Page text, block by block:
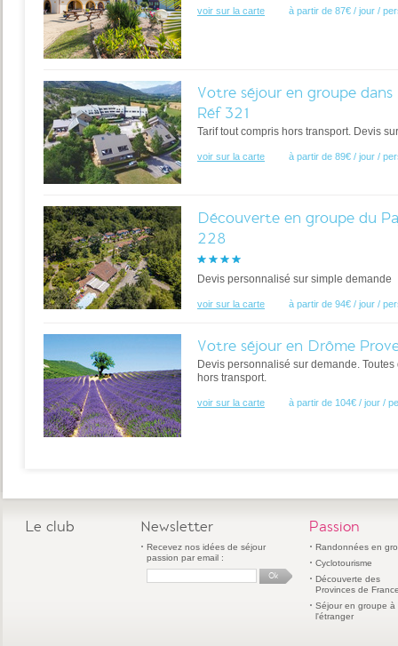
voir sur la carte à partir de 87€ / jour /
Votre séjour en groupe
Réf 321
Tarif tout compris hors transport. Devis
voir sur la carte à partir de 89€ / jour /
Découverte en groupe du
228
Devis personnalisé sur simple demande
voir sur la carte à partir de 94€ / jour /
Votre séjour en Drôme
Devis personnalisé sur demande.
hors transport.
voir sur la carte à partir de 104€ / jour /
Le club Newsletter
Recevez nos idées de séjour
passion par email :
Passion
Randonnées en
Cyclotourisme
Découverte des
Provinces de
Séjour en groupe à
l'étranger